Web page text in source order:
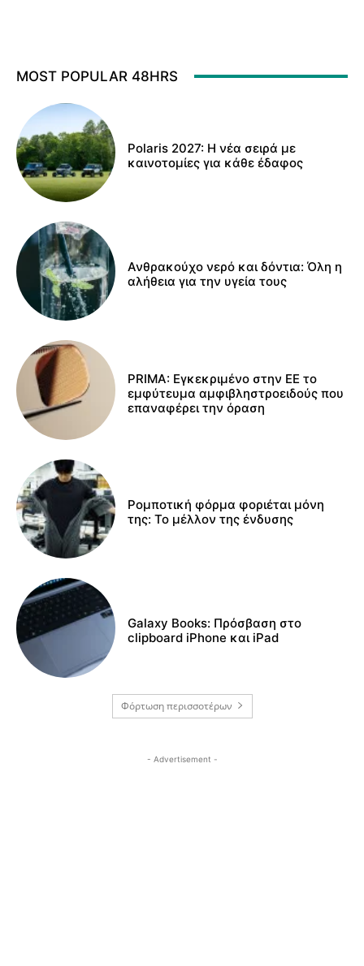
MOST POPULAR 48HRS
Polaris 2027: Η νέα σειρά με
καινοτομίες για κάθε έδαφος
Ανθρακούχο νερό και δόντια: Όλη η
αλήθεια για την υγεία τους
PRIMA: Εγκεκριμένο στην ΕΕ το
εμφύτευμα αμφιβληστροειδούς που
επαναφέρει την όραση
Ρομποτική φόρμα φοριέται μόνη
της: Το μέλλον της ένδυσης
Galaxy Books: Πρόσβαση στο
clipboard iPhone και iPad
Φόρτωση περισσοτέρων
- Advertisement -